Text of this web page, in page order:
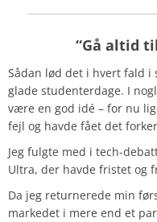
“Gå altid
Sådan lød det i hvert fald i
glade studenterdage. I
være en god idé – for nu
fejl og havde fået det
Jeg fulgte med i tech-
Ultra, der havde fristet og
Da jeg returnerede min
markedet i mere end et